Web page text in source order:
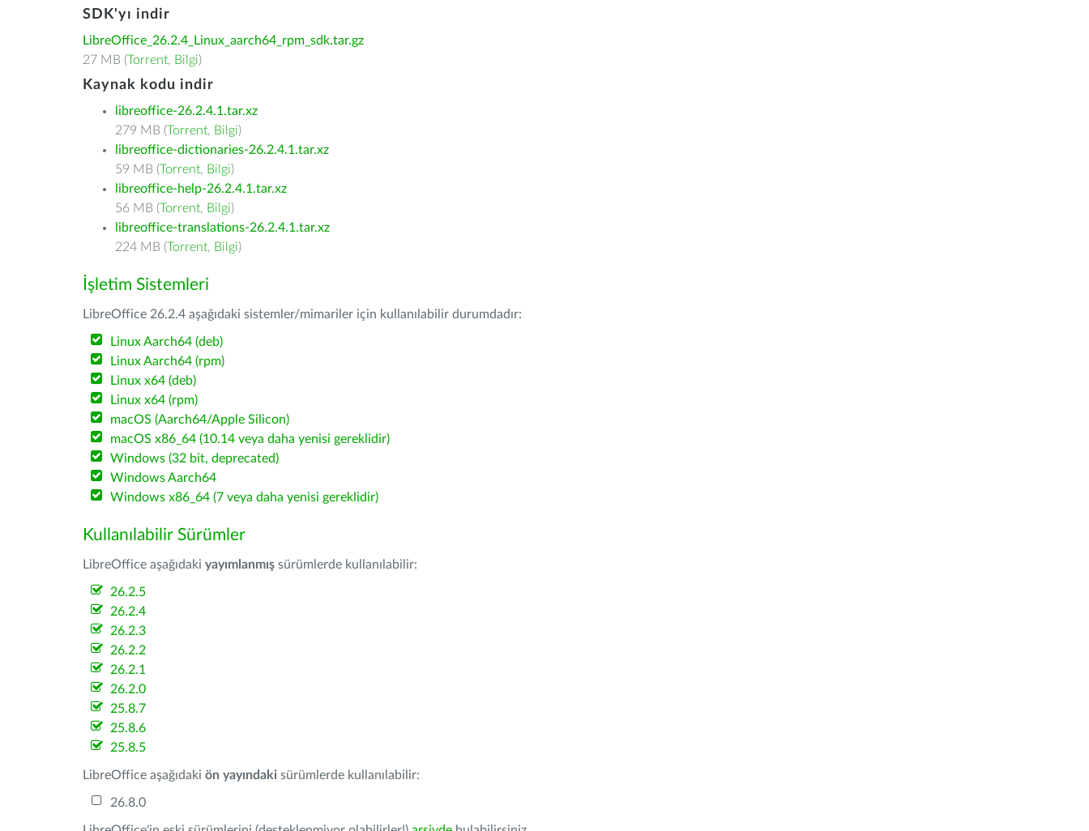
SDK'yı indir
LibreOffice_26.2.4_Linux_aarch64_rpm_sdk.tar.gz
27 MB (Torrent, Bilgi)
Kaynak kodu indir
libreoffice-26.2.4.1.tar.xz
279 MB (Torrent, Bilgi)
libreoffice-dictionaries-26.2.4.1.tar.xz
59 MB (Torrent, Bilgi)
libreoffice-help-26.2.4.1.tar.xz
56 MB (Torrent, Bilgi)
libreoffice-translations-26.2.4.1.tar.xz
224 MB (Torrent, Bilgi)
İşletim Sistemleri
LibreOffice 26.2.4 aşağıdaki sistemler/mimariler için kullanılabilir durumdadır:
Linux Aarch64 (deb)
Linux Aarch64 (rpm)
Linux x64 (deb)
Linux x64 (rpm)
macOS (Aarch64/Apple Silicon)
macOS x86_64 (10.14 veya daha yenisi gereklidir)
Windows (32 bit, deprecated)
Windows Aarch64
Windows x86_64 (7 veya daha yenisi gereklidir)
Kullanılabilir Sürümler
LibreOffice aşağıdaki yayımlanmış sürümlerde kullanılabilir:
26.2.5
26.2.4
26.2.3
26.2.2
26.2.1
26.2.0
25.8.7
25.8.6
25.8.5
LibreOffice aşağıdaki ön yayındaki sürümlerde kullanılabilir:
26.8.0